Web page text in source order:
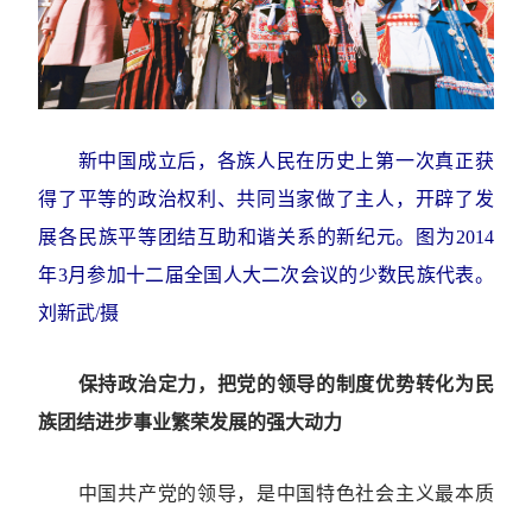
新中国成立后，各族人民在历史上第一次真正获
得了平等的政治权利、共同当家做了主人，开辟了发
展各民族平等团结互助和谐关系的新纪元。图为2014
年3月参加十二届全国人大二次会议的少数民族代表。
刘新武/摄
保持政治定力，把党的领导的制度优势转化为民
族团结进步事业繁荣发展的强大动力
中国共产党的领导，是中国特色社会主义最本质